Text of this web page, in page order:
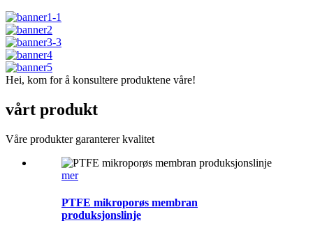
Hei, kom for å konsultere produktene våre!
vårt produkt
Våre produkter garanterer kvalitet
mer
PTFE mikroporøs membran
produksjonslinje